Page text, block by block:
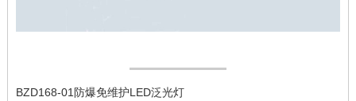
BZD168-01防爆免维护LED泛光灯